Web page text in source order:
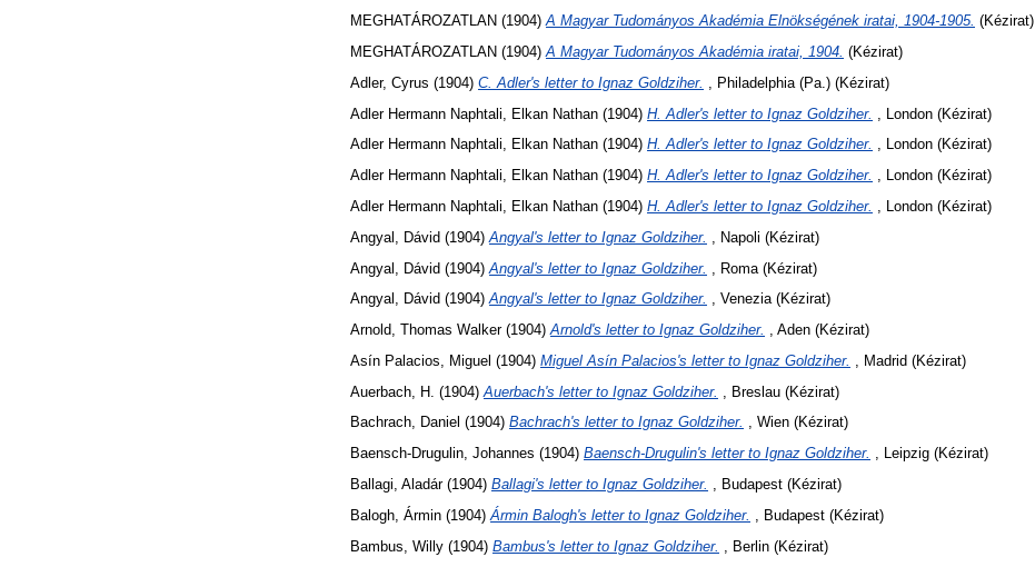
MEGHATÁROZATLAN (1904)A Magyar Tudományos Akadémia Elnökségének iratai, 1904-1905. (Kézirat)
MEGHATÁROZATLAN (1904) A Magyar Tudományos Akadémia iratai, 1904. (Kézirat)
Adler, Cyrus (1904) C. Adler's letter to Ignaz Goldziher.
, Philadelphia (Pa.) (Kézirat)
Adler Hermann Naphtali, Elkan Nathan (1904) H. Adler's letter to Ignaz Goldziher.
, London (Kézirat)
Adler Hermann Naphtali, Elkan Nathan (1904) H. Adler's letter to Ignaz Goldziher. , London (Kézirat)
Adler Hermann Naphtali, Elkan Nathan (1904) H. Adler's letter to Ignaz Goldziher. , London (Kézirat)
Adler Hermann Naphtali, Elkan Nathan (1904) H. Adler's letter to Ignaz Goldziher.
, London (Kézirat)
Angyal, Dávid (1904) Angyal's letter to Ignaz Goldziher.
, Napoli (Kézirat)
Angyal, Dávid (1904) Angyal's letter to Ignaz Goldziher.
, Roma (Kézirat)
Angyal, Dávid (1904)Angyal's letter to Ignaz Goldziher. , Venezia (Kézirat)
Arnold, Thomas Walker(1904)Arnold's letter to Ignaz Goldziher. , Aden (Kézirat)
Asín Palacios, Miguel (1904) Miguel Asín Palacios's letter to Ignaz Goldziher.
, Madrid (Kézirat)
Auerbach, H. (1904) Auerbach's letter to Ignaz Goldziher.
, Breslau (Kézirat)
Bachrach, Daniel (1904) Bachrach's letter to Ignaz Goldziher. , Wien (Kézirat)
Baensch-Drugulin, Johannes (1904) Baensch-Drugulin's letter to Ignaz Goldziher. , Leipzig (Kézirat)
Ballagi, Aladár(1904) Ballagi's letter to Ignaz Goldziher. , Budapest (Kézirat)
Balogh, Ármin (1904) Ármin Balogh's letter to Ignaz Goldziher.
, Budapest (Kézirat)
Bambus, Willy (1904) Bambus's letter to Ignaz Goldziher.
, Berlin (Kézirat)